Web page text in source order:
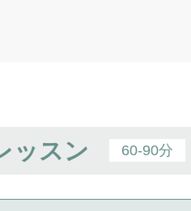
ッスン 60-90分